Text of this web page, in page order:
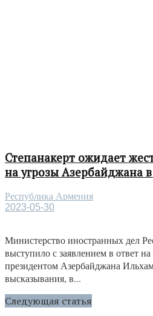
Степанакерт ожидает
на угрозы Азербайджана
Республика Армения
2023-05-30
Министерство иностранных дел
выступило с заявлением в ответ
президентом Азербайджана
высказывания, в...
Следующая статья